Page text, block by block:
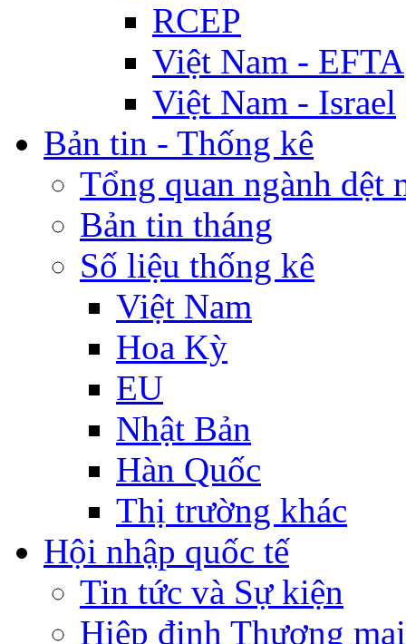
RCEP
Việt Nam - EFTA
Việt Nam - Israel
Bản tin - Thống kê
Tổng quan ngành dệt
Bản tin tháng
Số liệu thống kê
Việt Nam
Hoa Kỳ
EU
Nhật Bản
Hàn Quốc
Thị trường khác
Hội nhập quốc tế
Tin tức và Sự kiện
Hiệp định Thương